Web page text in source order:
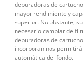
depuradoras de
mayor rendimiento y
superior. No obstante,
necesario cambiar de
depuradoras de
incorporan nos
automática del fondo.